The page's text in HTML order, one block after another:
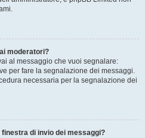
moderatori?
al messaggio che vuoi segnalare:
per fare la segnalazione dei messaggi.
necessaria per la segnalazione dei
finestra di invio dei messaggi?